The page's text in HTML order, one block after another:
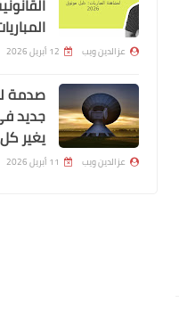
عزالدين ويب 12 أبريل 2026
صدمة
جديد
يغير
عزالدين ويب 11 أبريل 2026